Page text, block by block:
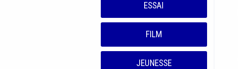
ESSAI
FILM
JEUNESSE